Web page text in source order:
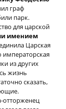
граф
парк.
для царской
имением
Царская
императорская
из других
жизнь
сказать,
отторженец